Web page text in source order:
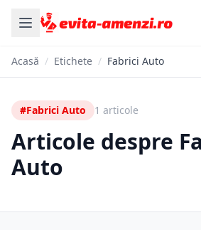
Acasă / Etichete / Fabrici Auto
#Fabrici Auto 1 articole
Articole despre
Auto